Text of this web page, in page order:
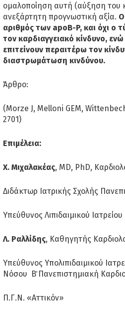
ομαλοποίηση αυτή (αύξηση του
ανεξάρτητη προγνωστική αξία.
αριθμός των apoB-P, και όχι ο
τον καρδιαγγειακό κίνδυνο,
επιτείνουν περαιτέρω τον
διαστρωμάτωση κινδύνου.
Άρθρο:
(Morze J, Melloni GEM,
2701)
Επιμέλεια:
Χ. Μιχαλακέας, MD, PhD,
Διδάκτωρ Ιατρικής Σχολής
Υπεύθυνος Λιπιδαιμικού
Λ. Ραλλίδης, Καθηγητής
Υπεύθυνος Υπολιπιδαιμικού
Νόσου Β΄ Πανεπιστημιακή
Π.Γ.Ν. «Αττικόν»